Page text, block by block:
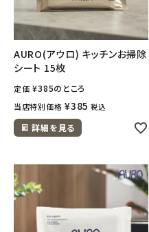
AURO(アウロ) キッチンお掃除
シート 15枚
定価 ¥385のところ
当店特別価格 ¥385 税込
詳細を見る